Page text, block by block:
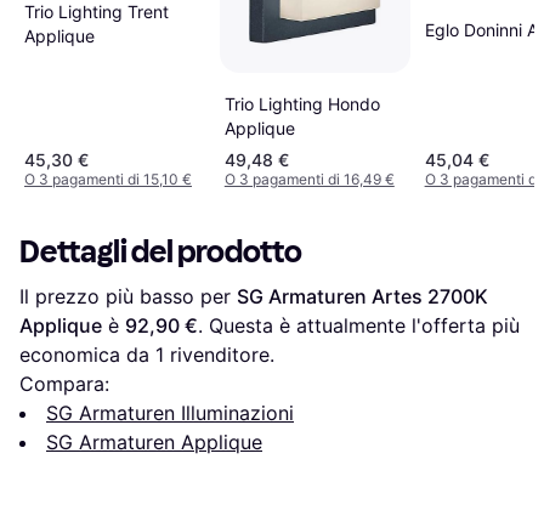
Trio Lighting Trent
Applique
45,30 €
O 3 pagamenti di 15,10 €
Trio Lighting Hondo
Applique
49,48 €
O 3 pagamenti di 16,49 €
Eglo Doninni
45,04 €
O 3 pagamenti di
Dettagli del prodotto
Il prezzo più basso per SG Armaturen Artes 2700K
Applique è 92,90 €. Questa è attualmente l'offerta più
economica da 1 rivenditore.
Compara:
SG Armaturen Illuminazioni
SG Armaturen Applique